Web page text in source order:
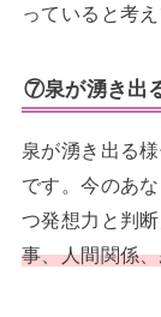
っていると考
⑦泉が湧き出
泉が湧き出る
です。今のあ
つ発想力と判
事、人間関係